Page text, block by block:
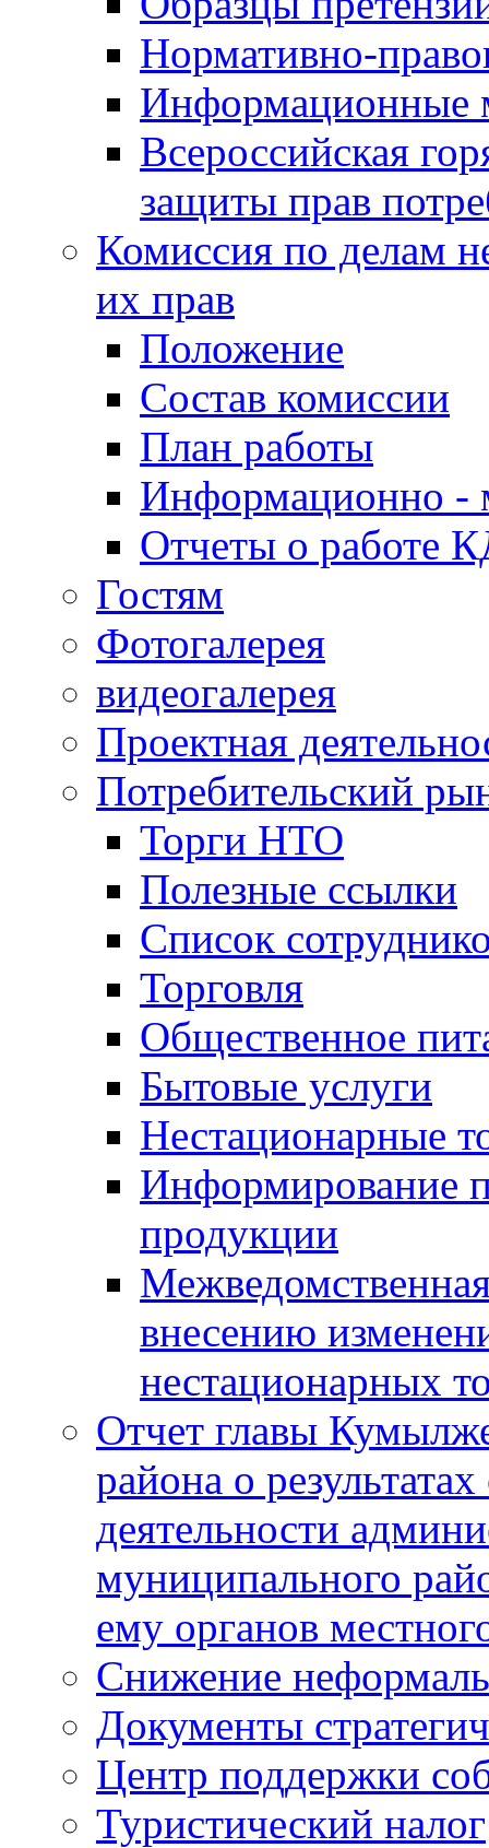
Нормативно-
Информационные
Всероссийская
защиты прав
Комиссия по делам
их прав
Положение
Состав комиссии
План работы
Информационно -
Отчеты о работе
Гостям
Фотогалерея
видеогалерея
Проектная
Потребительский
Торги НТО
Полезные ссылки
Список
Торговля
Общественное
Бытовые услуги
Нестационарные
Информирование
продукции
внесению
нестационарных
Отчет главы
района о
деятельности
муниципального
ему органов
Снижение
Документы
Центр поддержки
Туристический налог